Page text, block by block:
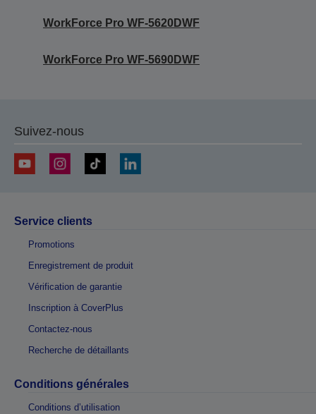
WorkForce Pro WF-5620DWF
WorkForce Pro WF-5690DWF
Suivez-nous
Service clients
Promotions
Enregistrement de produit
Vérification de garantie
Inscription à CoverPlus
Contactez-nous
Recherche de détaillants
Conditions générales
Conditions d’utilisation